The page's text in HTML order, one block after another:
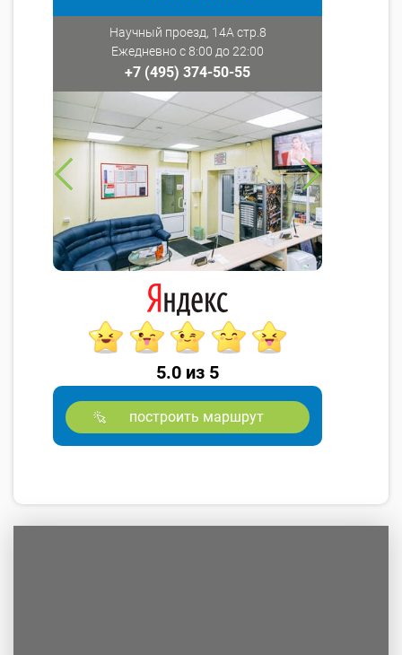
Научный проезд, 14А стр.8
Ежедневно с 8:00 до 22:00
+7 (495) 374-50-55
5.0 из 5
построить маршрут